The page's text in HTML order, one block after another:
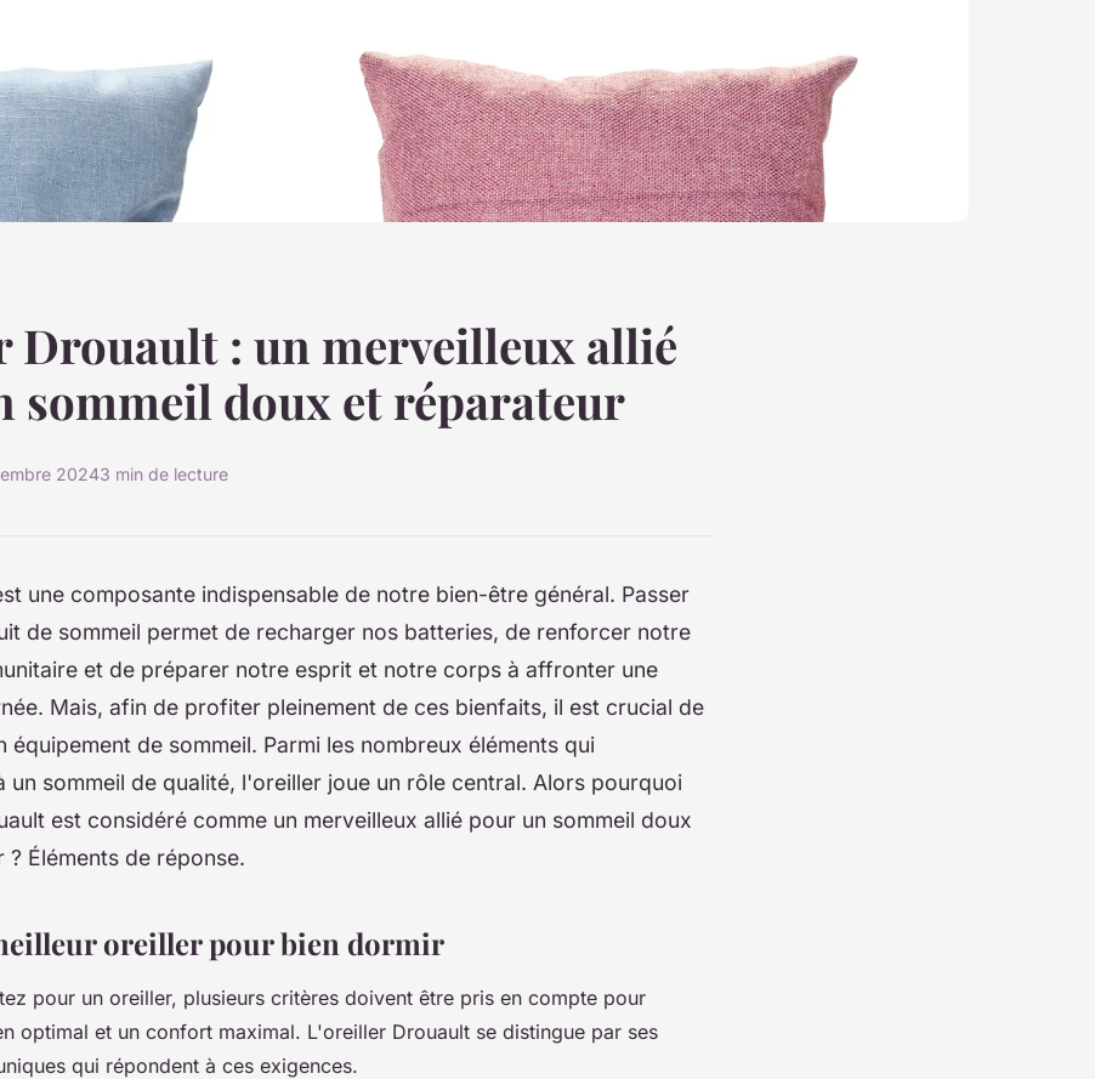
Drouault : un merveilleux allié
sommeil doux et réparateur
20243 min de lecture
une composante indispensable de notre bien-être général. Passer
de sommeil permet de recharger nos batteries, de renforcer notre
et de préparer notre esprit et notre corps à affronter une
Mais, afin de profiter pleinement de ces bienfaits, il est crucial de
équipement de sommeil. Parmi les nombreux éléments qui
un sommeil de qualité, l'oreiller joue un rôle central. Alors pourquoi
est considéré comme un merveilleux allié pour un sommeil doux
? Éléments de réponse.
oreiller pour bien dormir
pour un oreiller, plusieurs critères doivent être pris en compte pour
optimal et un confort maximal. L'oreiller Drouault se distingue par ses
qui répondent à ces exigences.